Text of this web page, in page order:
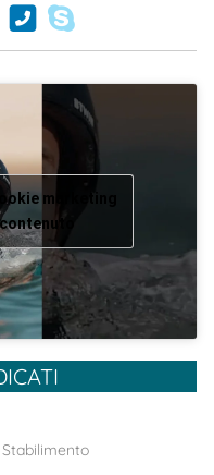
marketing
Stabilimento